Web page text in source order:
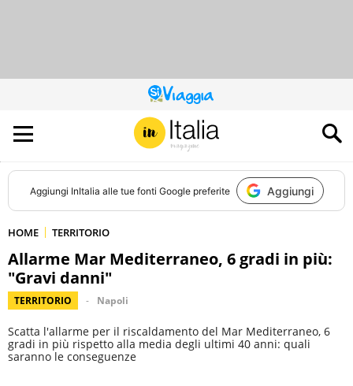
QUESTO
SITO
CONTRIBUISCE
ALL’AUDIENCE
DI
Aggiungi InItalia alle tue fonti Google preferite Aggiungi
HOME TERRITORIO
Allarme Mar Mediterraneo, 6 gradi in più:
"Gravi danni"
TERRITORIO Napoli
Scatta l'allarme per il riscaldamento del Mar Mediterraneo, 6
gradi in più rispetto alla media degli ultimi 40 anni: quali
saranno le conseguenze